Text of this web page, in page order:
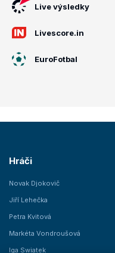
Live výsledky
Livescore.in
EuroFotbal
Hráči
Novak Djokovič
Jiří Lehečka
Petra Kvitová
Markéta Vondroušová
Iga Swiatek